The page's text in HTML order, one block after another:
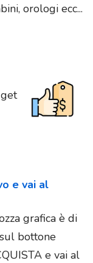
orologi ecc...
e vai al
grafica è di
bottone
e vai al